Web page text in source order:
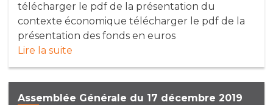
télécharger le pdf de la présentation du
contexte économique télécharger le pdf de la
présentation des fonds en euros
Lire la suite
Assemblée Générale du 17 décembre 2019